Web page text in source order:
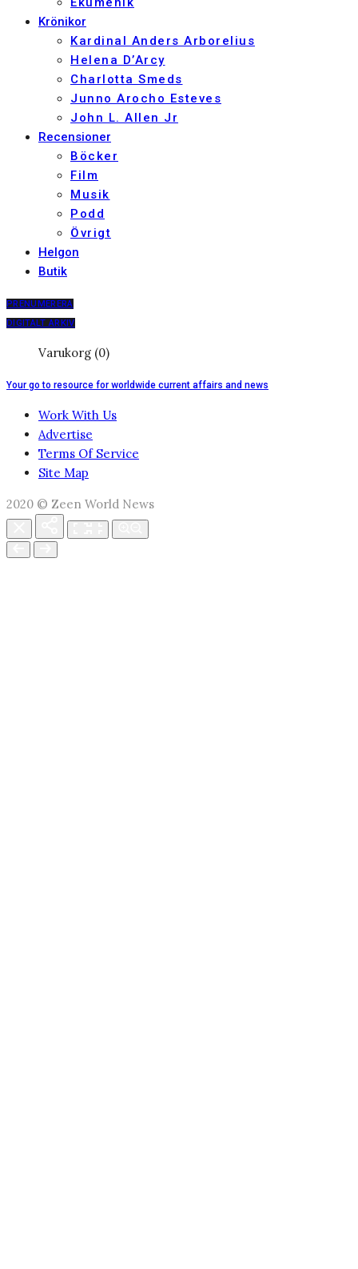
Krönikor
Kardinal Anders Arborelius
Helena D’Arcy
Charlotta Smeds
Junno Arocho Esteves
John L. Allen Jr
Recensioner
Böcker
Film
Musik
Podd
Övrigt
Helgon
Butik
PRENUMERERA
DIGITALT ARKIV
Varukorg (0)
Your go to resource for worldwide current affairs and news
Work With Us
Advertise
Terms Of Service
Site Map
2020 © Zeen World News